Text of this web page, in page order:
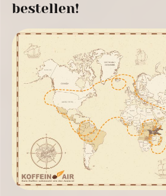
bestellen!